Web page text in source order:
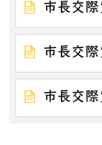
市長交
市長交
市長交